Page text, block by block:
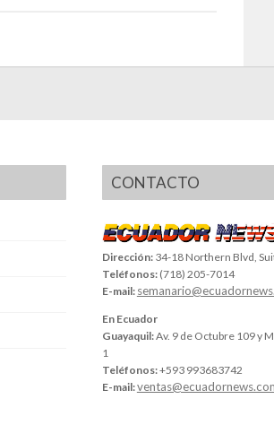
CONTACTO
Dirección: 34-18 Northern Blvd,
Teléfonos: (718) 205-7014
E-mail:
En Ecuador
Guayaquil:Av. 9 de Octubre 109 y
1
Teléfonos:+593 993683742
E-mail: